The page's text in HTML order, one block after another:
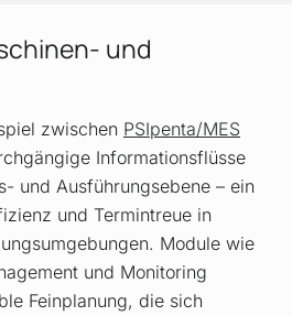
und
zwischen PSIpenta/MES
Informationsflüsse
und Ausführungsebene – ein
und Termintreue in
Module wie
und Monitoring
Feinplanung, die sich